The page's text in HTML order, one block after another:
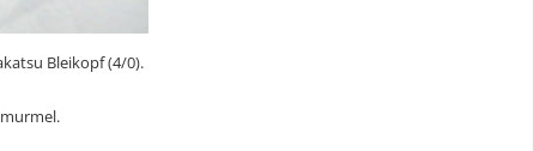
Bleikopf (4/0).